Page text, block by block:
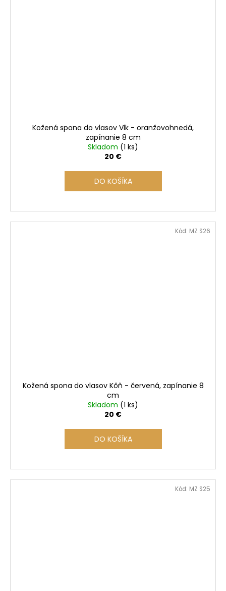
Kožená spona do vlasov Vlk - oranžovohnedá,
zapínanie 8 cm
Skladom (1 ks)
20 €
DO KOŠÍKA
Kožená spona do vlasov Kôň - červená, zapínanie 8
cm
Skladom (1 ks)
20 €
DO KOŠÍKA
Kód: MZ S26
Kód: MZ S25